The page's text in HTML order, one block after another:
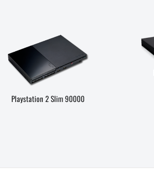
Playstation 2 Slim 90000